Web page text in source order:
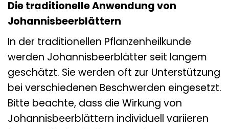
Die traditionelle Anwendung von
Johannisbeerblättern
In der traditionellen Pflanzenheilkunde
werden Johannisbeerblätter seit langem
geschätzt. Sie werden oft zur Unterstützung
bei verschiedenen Beschwerden eingesetzt.
Bitte beachte, dass die Wirkung von
Johannisbeerblättern individuell variieren